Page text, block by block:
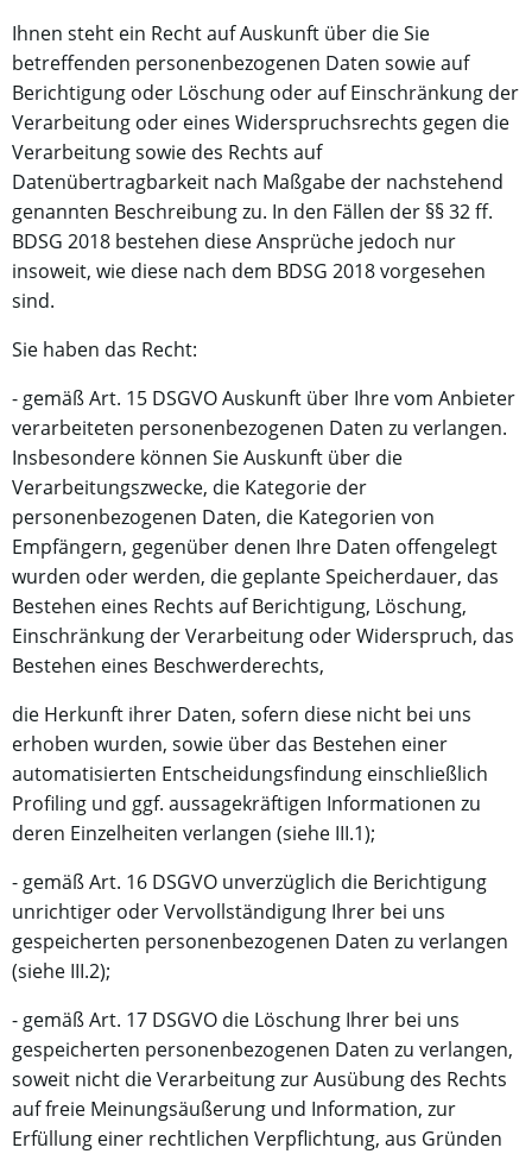
Ihnen steht ein Recht auf Auskunft über die Sie
betreffenden personenbezogenen Daten sowie auf
Berichtigung oder Löschung oder auf Einschränkung der
Verarbeitung oder eines Widerspruchsrechts gegen die
Verarbeitung sowie des Rechts auf
Datenübertragbarkeit nach Maßgabe der nachstehend
genannten Beschreibung zu. In den Fällen der §§ 32 ff.
BDSG 2018 bestehen diese Ansprüche jedoch nur
insoweit, wie diese nach dem BDSG 2018 vorgesehen
sind.
Sie haben das Recht:
- gemäß Art. 15 DSGVO Auskunft über Ihre vom Anbieter
verarbeiteten personenbezogenen Daten zu verlangen.
Insbesondere können Sie Auskunft über die
Verarbeitungszwecke, die Kategorie der
personenbezogenen Daten, die Kategorien von
Empfängern, gegenüber denen Ihre Daten offengelegt
wurden oder werden, die geplante Speicherdauer, das
Bestehen eines Rechts auf Berichtigung, Löschung,
Einschränkung der Verarbeitung oder Widerspruch, das
Bestehen eines Beschwerderechts,
die Herkunft ihrer Daten, sofern diese nicht bei uns
erhoben wurden, sowie über das Bestehen einer
automatisierten Entscheidungsfindung einschließlich
Profiling und ggf. aussagekräftigen Informationen zu
deren Einzelheiten verlangen (siehe III.1);
- gemäß Art. 16 DSGVO unverzüglich die Berichtigung
unrichtiger oder Vervollständigung Ihrer bei uns
gespeicherten personenbezogenen Daten zu verlangen
(siehe III.2);
- gemäß Art. 17 DSGVO die Löschung Ihrer bei uns
gespeicherten personenbezogenen Daten zu verlangen,
soweit nicht die Verarbeitung zur Ausübung des Rechts
auf freie Meinungsäußerung und Information, zur
Erfüllung einer rechtlichen Verpflichtung, aus Gründen